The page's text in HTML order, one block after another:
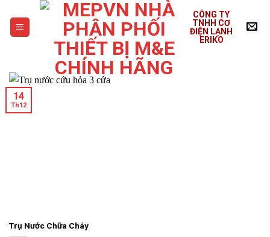
content
CÔNG TY
TNHH CƠ
ĐIỆN LẠNH
ERIKO
Trụ Nước Chữa Cháy
14
Th12